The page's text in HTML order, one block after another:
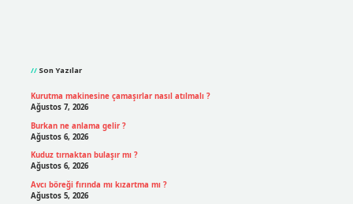
Son Yazılar
Kurutma makinesine çamaşırlar nasıl atılmalı ?
Ağustos 7, 2026
Burkan ne anlama gelir ?
Ağustos 6, 2026
Kuduz tırnaktan bulaşır mı ?
Ağustos 6, 2026
Avcı böreği fırında mı kızartma mı ?
Ağustos 5, 2026